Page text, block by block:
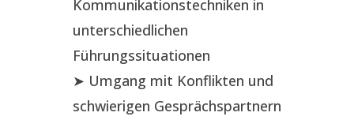
Kommunikationstechniken in
unterschiedlichen
Führungssituationen
➤ Umgang mit Konflikten und
schwierigen Gesprächspartnern